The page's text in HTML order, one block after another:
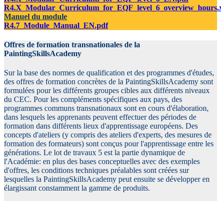
Manuel du module
R4.7_Module_Manual_EN.pdf
Offres de formation transnationales de la
PaintingSkillsAcademy
Sur la base des normes de qualification et des programmes d'études,
des offres de formation concrètes de la PaintingSkillsAcademy sont
formulées pour les différents groupes cibles aux différents niveaux
du CEC. Pour les compléments spécifiques aux pays, des
programmes communs transnationaux sont en cours d'élaboration,
dans lesquels les apprenants peuvent effectuer des périodes de
formation dans différents lieux d'apprentissage européens. Des
concepts d'ateliers (y compris des ateliers d'experts, des mesures de
formation des formateurs) sont conçus pour l'apprentissage entre les
générations. Le lot de travaux 5 est la partie dynamique de
l'Académie: en plus des bases conceptuelles avec des exemples
d'offres, les conditions techniques préalables sont créées sur
lesquelles la PaintingSkillsAcademy peut ensuite se développer en
élargissant constamment la gamme de produits.